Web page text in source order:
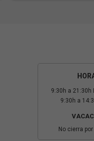
9:30h a 21:30h
9:30h a
No cierra